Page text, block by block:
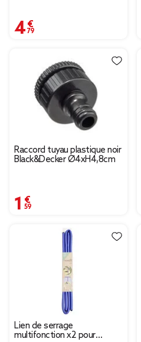
4,79 €
Raccord tuyau plastique noir
Black&Decker Ø4xH4,8cm
1,59 €
Lien de serrage
multifonction x2 pour